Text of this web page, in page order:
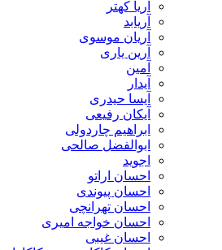
آریا کهتر
آریابد
آریان موسوی
آرین یاری
آمین
آیدار
آیسا حیدری
آیکان رفیعی
ابراهیم چاردولی
ابوالفضل صالحی
اجوید
احسان اراتو
احسان پیوندی
احسان تهرانچی
احسان خواجه امیری
احسان غیبی